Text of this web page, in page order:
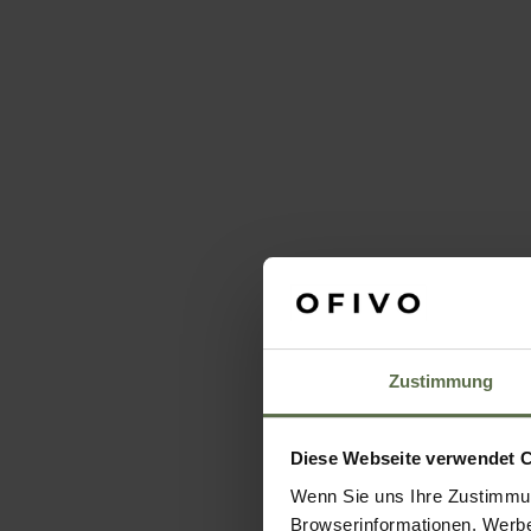
Zustimmung
Diese Webseite verwendet
Wenn Sie uns Ihre
Browserinformationen,